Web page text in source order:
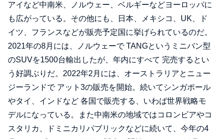
アイなど中南米、ノルウェー、ベルギーなどヨーロッパに
も広がっている。その他にも、日本、メキシコ、UK、ド
イツ、フランスなどが販売予定国に挙げられているのだ。
2021年の8月には、ノルウェーで TANGというミニバン型
のSUVを1500台輸出したが、年内にすべて 完売するとい
う好調ぶりだ。2022年2月には、オーストラリアとニュー
ジーランドで アット3の販売を開始。続いてシンガポール
やタイ、インドなど 各国で販売する、いわば世界戦略モ
デルになっている。また中南米の地域ではコロンビアやコ
スタリカ、ドミニカリパブリックなどに続いて、今年の4